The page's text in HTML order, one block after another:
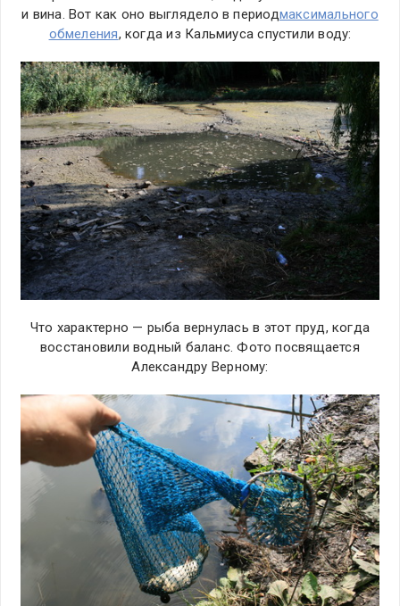
и вина. Вот как оно выглядело в периодмаксимального
обмеления, когда из Кальмиуса спустили воду:
Что характерно — рыба вернулась в этот пруд, когда
восстановили водный баланс. Фото посвящается
Александру Верному: